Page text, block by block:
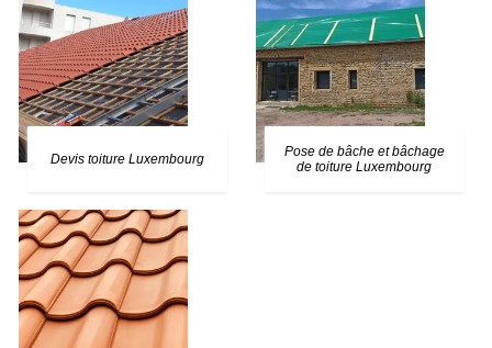
Devis toiture Luxembourg
Pose de bâche et bâchage
de toiture Luxembourg